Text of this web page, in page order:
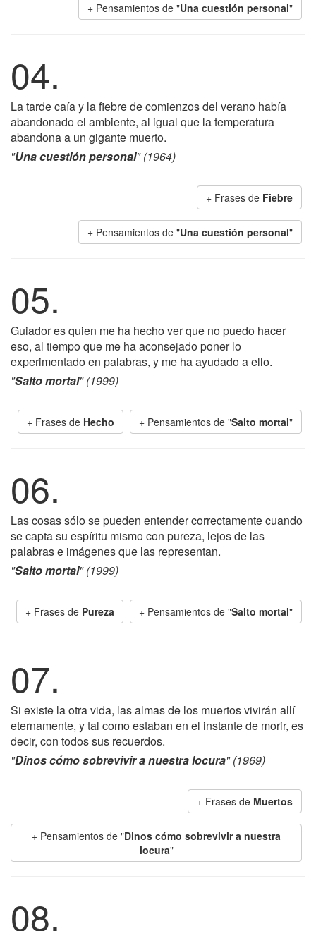
+ Pensamientos de "Una cuestión personal"
04.
La tarde caía y la fiebre de comienzos del verano había
abandonado el ambiente, al igual que la temperatura
abandona a un gigante muerto.
"Una cuestión personal" (1964)
+ Frases de Fiebre
+ Pensamientos de "Una cuestión personal"
05.
Guiador es quien me ha hecho ver que no puedo hacer
eso, al tiempo que me ha aconsejado poner lo
experimentado en palabras, y me ha ayudado a ello.
"Salto mortal" (1999)
+ Frases de Hecho + Pensamientos de "Salto mortal"
06.
Las cosas sólo se pueden entender correctamente cuando
se capta su espíritu mismo con pureza, lejos de las
palabras e imágenes que las representan.
"Salto mortal" (1999)
+ Frases de Pureza + Pensamientos de "Salto mortal"
07.
Si existe la otra vida, las almas de los muertos vivirán allí
eternamente, y tal como estaban en el instante de morir, es
decir, con todos sus recuerdos.
"Dinos cómo sobrevivir a nuestra locura" (1969)
+ Frases de Muertos
+ Pensamientos de "Dinos cómo sobrevivir a nuestra
locura"
08.